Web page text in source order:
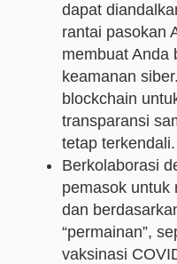
dapat
rantai pasokan
membuat Anda
keamanan
blockchain
transparansi
tetap terkendali.
Berkolaborasi
pemasok untuk
dan
“permainan”,
vaksinasi